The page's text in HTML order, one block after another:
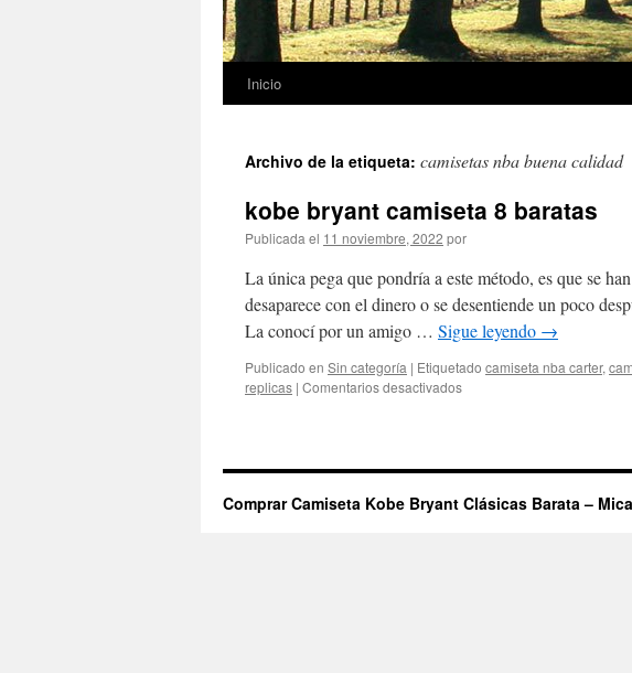
Saltar
contenido
Inicio
Archivo de la etiqueta: camisetas nba buena calidad
kobe bryant camiseta 8 baratas
Publicada el 11 noviembre, 2022 por
La única pega que pondría a este método, es que se
desaparece con el dinero o se desentiende un poco
La conocí por un amigo … Sigue leyendo →
Publicado en Sin categoría | Etiquetado camiseta nba carter,
replicas | Comentarios desactivadosen
8
Comprar Camiseta Kobe Bryant Clásicas Barata –